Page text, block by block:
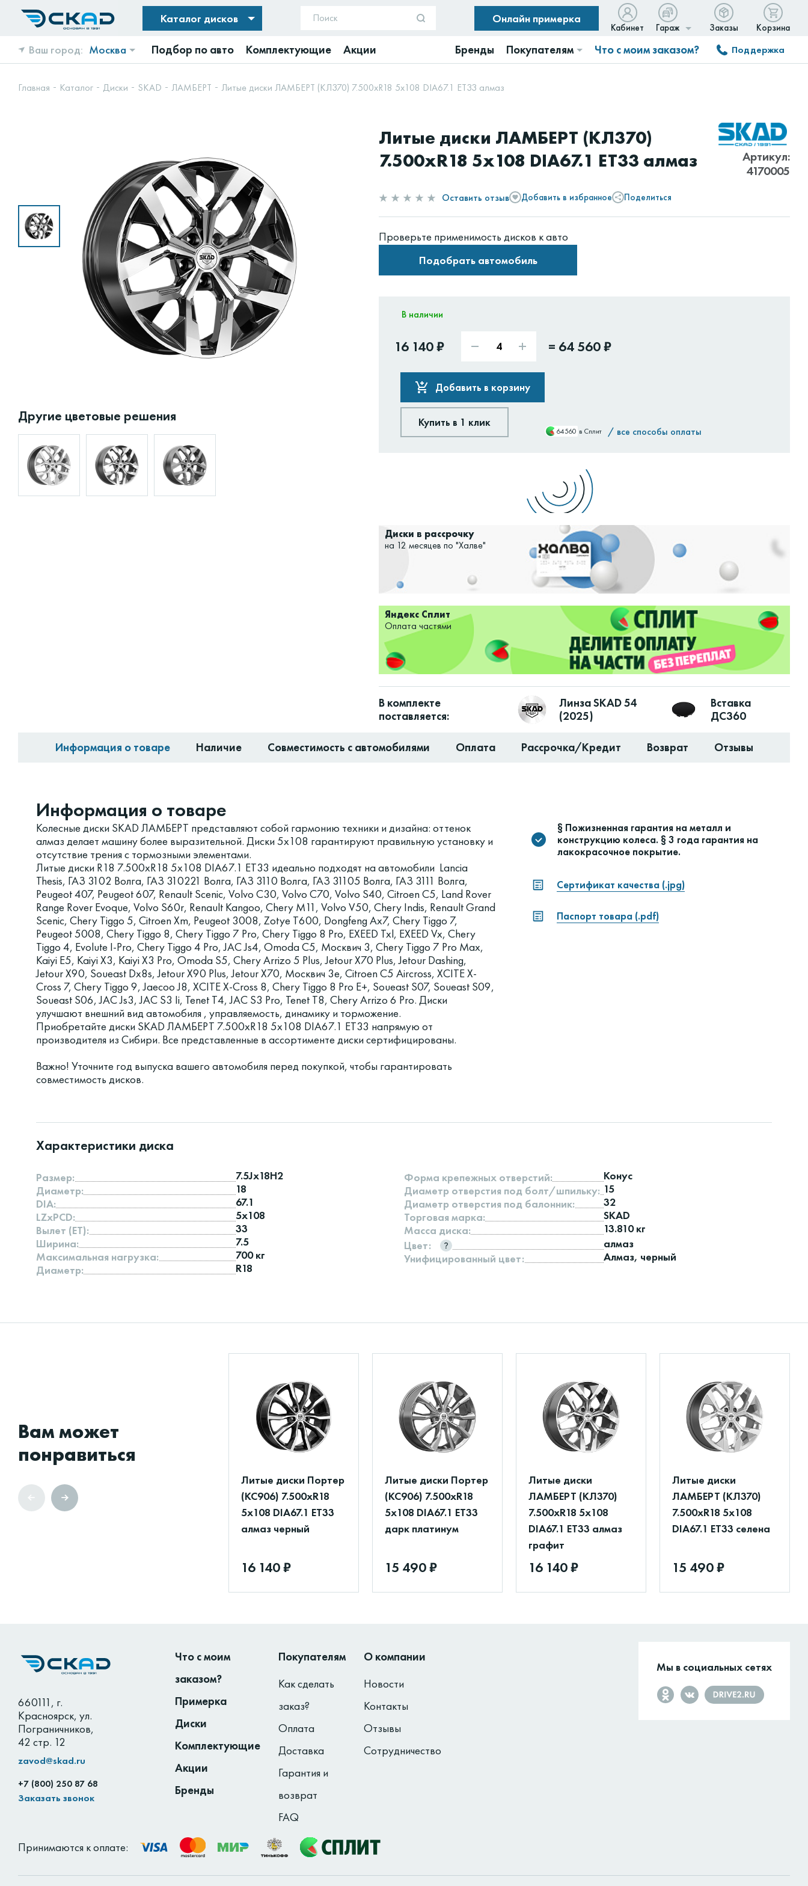
Каталог дисков Онлайн примерка
Кабинет Гараж Заказы Корзина
Ваш город: Москва Подбор по авто Комплектующие Акции Бренды Покупателям Что с моим заказом? Поддержка
Главная Каталог Диски SKAD ЛАМБЕРТ Литые диски ЛАМБЕРТ (КЛ370) 7.500xR18 5x108 DIA67.1 ET33 алмаз
Другие цветовые решения
Литые диски ЛАМБЕРТ (КЛ370)
7.500xR18 5x108 DIA67.1 ET33 алмаз
Артикул:
4170005
Оставить отзыв Добавить в избранное Поделиться
Проверьте применимость дисков к авто
Подобрать автомобиль
В наличии
16 140 ₽ = 64 560 ₽
Добавить в корзину
Купить в 1 клик
64560 в Сплит / все способы оплаты
Диски в рассрочку
на 12 месяцев по "Халве"
Яндекс Сплит
Оплата частями
В комплекте
поставляется:
Линза SKAD 54
(2025)
Вставка
ДС360
Информация о товаре Наличие Совместимость с автомобилями Оплата Рассрочка/Кредит Возврат Отзывы
Информация о товаре
Колесные диски SKAD ЛАМБЕРТ представляют собой гармонию техники и дизайна: оттенок
алмаз делает машину более выразительной. Диски 5x108 гарантируют правильную установку и
отсутствие трения с тормозными элементами.
Литые диски R18 7.500xR18 5x108 DIA67.1 ET33 идеально подходят на автомобили Lancia
Thesis, ГАЗ 3102 Волга, ГАЗ 310221 Волга, ГАЗ 3110 Волга, ГАЗ 31105 Волга, ГАЗ 3111 Волга,
Peugeot 407, Peugeot 607, Renault Scenic, Volvo C30, Volvo C70, Volvo S40, Citroen C5, Land Rover
Range Rover Evoque, Volvo S60r, Renault Kangoo, Chery M11, Volvo V50, Chery Indis, Renault Grand
Scenic, Chery Tiggo 5, Citroen Xm, Peugeot 3008, Zotye T600, Dongfeng Ax7, Chery Tiggo 7,
Peugeot 5008, Chery Tiggo 8, Chery Tiggo 7 Pro, Chery Tiggo 8 Pro, EXEED Txl, EXEED Vx, Chery
Tiggo 4, Evolute I-Pro, Chery Tiggo 4 Pro, JAC Js4, Omoda C5, Москвич 3, Chery Tiggo 7 Pro Max,
Kaiyi E5, Kaiyi X3, Kaiyi X3 Pro, Omoda S5, Chery Arrizo 5 Plus, Jetour X70 Plus, Jetour Dashing,
Jetour X90, Soueast Dx8s, Jetour X90 Plus, Jetour X70, Москвич 3e, Citroen C5 Aircross, XCITE X-
Cross 7, Chery Tiggo 9, Jaecoo J8, XCITE X-Cross 8, Chery Tiggo 8 Pro E+, Soueast S07, Soueast S09,
Soueast S06, JAC Js3, JAC S3 Ii, Tenet T4, JAC S3 Pro, Tenet T8, Chery Arrizo 6 Pro. Диски
улучшают внешний вид автомобиля , управляемость, динамику и торможение.
Приобретайте диски SKAD ЛАМБЕРТ 7.500xR18 5x108 DIA67.1 ET33 напрямую от
производителя из Сибири. Все представленные в ассортименте диски сертифицированы.
Важно! Уточните год выпуска вашего автомобиля перед покупкой, чтобы гарантировать
совместимость дисков.
§ Пожизненная гарантия на металл и
конструкцию колеса. § 3 года гарантия на
лакокрасочное покрытие.
Сертификат качества (.jpg)
Паспорт товара (.pdf)
Характеристики диска
Размер:
7.5Jx18H2
Диаметр:
18
DIA:
67.1
LZxPCD:
5x108
Вылет (ET):
33
Ширина:
7.5
Максимальная нагрузка:
700 кг
Диаметр:
R18
Форма крепежных отверстий:
Конус
Диаметр отверстия под болт/шпильку: 15
Диаметр отверстия под балонник:
32
Торговая марка:
SKAD
Масса диска:
13.810 кг
Цвет:
алмаз
Унифицированный цвет:
Алмаз, черный
Вам может
понравиться
Литые диски Портер
(КС906) 7.500xR18
5x108 DIA67.1 ET33
алмаз черный
16 140 ₽
Литые диски Портер
(КС906) 7.500xR18
5x108 DIA67.1 ET33
дарк платинум
15 490 ₽
Литые диски
ЛАМБЕРТ (КЛ370)
7.500xR18 5x108
DIA67.1 ET33 алмаз
графит
16 140 ₽
Литые диски
ЛАМБЕРТ (КЛ370)
7.500xR18 5x108
DIA67.1 ET33 селена
15 490 ₽
660111, г.
Красноярск, ул.
Пограничников,
42 стр. 12
zavod@skad.ru
+7 (800) 250 87 68
Заказать звонок
Что с моим
заказом?
Примерка
Диски
Комплектующие
Акции
Бренды
Покупателям
Как сделать
заказ?
Оплата
Доставка
Гарантия и
возврат
FAQ
О компании
Новости
Контакты
Отзывы
Сотрудничество
Мы в социальных сетях
Принимаются к оплате: